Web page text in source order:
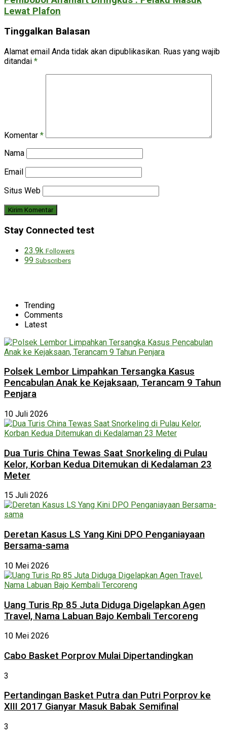
Lewat Plafon
Tinggalkan Balasan
Alamat email Anda tidak akan dipublikasikan. Ruas yang wajib
ditandai *
Komentar *
Nama
Email
Situs Web
Stay Connected test
23.9k Followers
99 Subscribers
Trending
Comments
Latest
Polsek Lembor Limpahkan Tersangka Kasus
Pencabulan Anak ke Kejaksaan, Terancam 9 Tahun
Penjara
10 Juli 2026
Dua Turis China Tewas Saat Snorkeling di Pulau
Kelor, Korban Kedua Ditemukan di Kedalaman 23
Meter
15 Juli 2026
Deretan Kasus LS Yang Kini DPO Penganiayaan
Bersama-sama
10 Mei 2026
Uang Turis Rp 85 Juta Diduga Digelapkan Agen
Travel, Nama Labuan Bajo Kembali Tercoreng
10 Mei 2026
Cabo Basket Porprov Mulai Dipertandingkan
3
Pertandingan Basket Putra dan Putri Porprov ke
XIII 2017 Gianyar Masuk Babak Semifinal
3